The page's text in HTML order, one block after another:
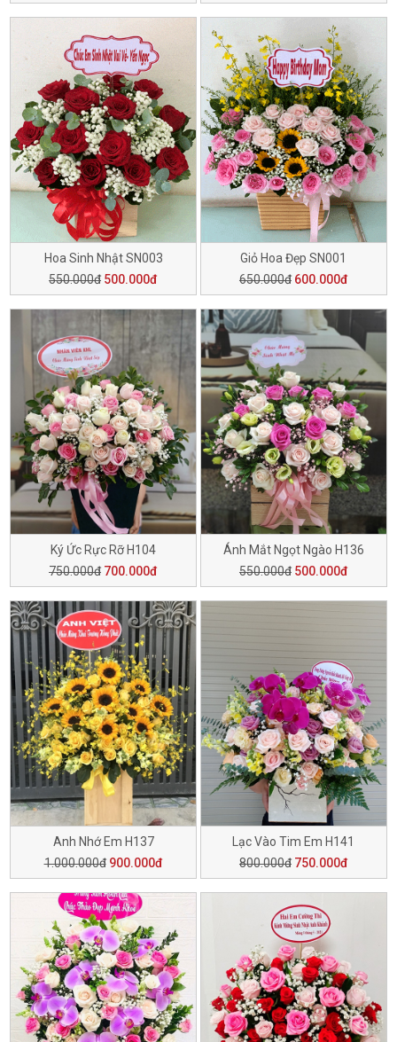
Hoa Sinh Nhật SN003
550.000đ 500.000đ
Giỏ Hoa Đẹp SN001
650.000đ 600.000đ
Ký Ức Rực Rỡ H104
750.000đ 700.000đ
Ánh Mắt Ngọt Ngào H136
550.000đ 500.000đ
Anh Nhớ Em H137
1.000.000đ 900.000đ
Lạc Vào Tim Em H141
800.000đ 750.000đ